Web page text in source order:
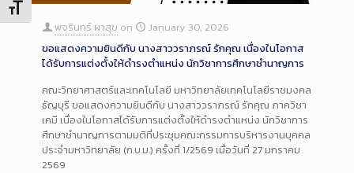
Toggle Font size
พจรินทร์ ผาสุข on
January 30, 2026
ขอแสดงความยินดีกับ นางสาววราภรณ์ รักคุณ เนื่องในโอกาส
ได้รับการแต่งตั้งให้ดำรงตำแหน่ง นักวิชาการศึกษาชำนาญการ
คณะวิทยาศาสตร์และเทคโนโลยี มหาวิทยาลัยเทคโนโลยีราชมงคล
ธัญบุรี ขอแสดงความยินดีกับ นางสาววราภรณ์ รักคุณ ภาควิชา
เคมี เนื่องในโอกาสได้รับการแต่งตั้งให้ดำรงตำแหน่ง นักวิชาการ
ศึกษาชำนาญการตามมติที่ประชุมคณะกรรมการบริหารงานบุคคล
ประจำมหาวิทยาลัย (ก.บ.ม.) ครั้งที่ 1/2569 เมื่อวันที่ 27 มกราคม
2569